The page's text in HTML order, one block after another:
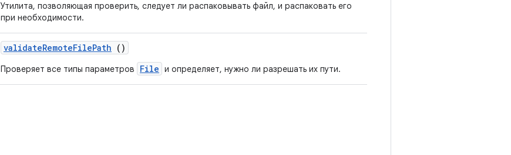
Утилита, позволяющая проверить, следует ли распаковывать файл, и распаковать его
при необходимости.
validateRemoteFilePath ()
Проверяет все типы параметров File и определяет, нужно ли разрешать их пути.